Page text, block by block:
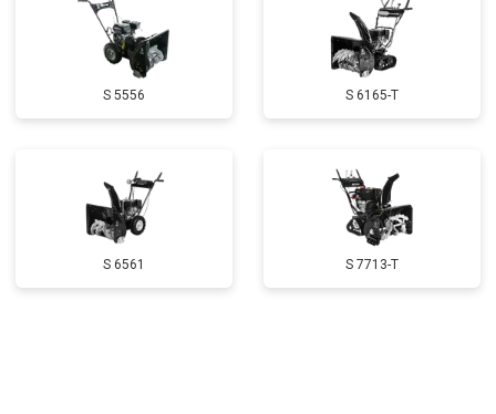
Чистка бака от 2750 ₽ Заказать
Чистка карбюратора от 3780 ₽ Заказать
Замена/Pемонт шнека от 2580 ₽ Заказать
Ремонт топливных мембран от 3500 ₽ Заказать
Замена/Pемонт стартера от 3720 ₽ Заказать
S 5556 S 6165-T
S 6561 S 7713-T